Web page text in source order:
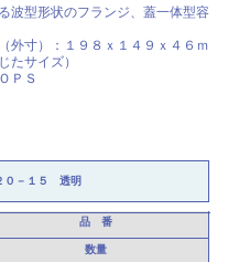
波型形状のフランジ、 蓋一体型容
外寸）：１９８ｘ１４９ｘ４６ｍ
たサイズ）
ＰＳ
０－１５ 透明
品 番
数量